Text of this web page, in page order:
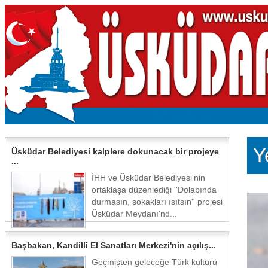
Üsküdar Belediyesi kalplere dokunacak bir projeye
...
İHH ve Üsküdar Belediyesi'nin
ortaklaşa düzenlediği ''Dolabında
durmasın, sokakları ısıtsın'' projesi
Üsküdar Meydanı'nd...
Başbakan, Kandilli El Sanatları Merkezi'nin açılış...
Geçmişten geleceğe Türk kültürü